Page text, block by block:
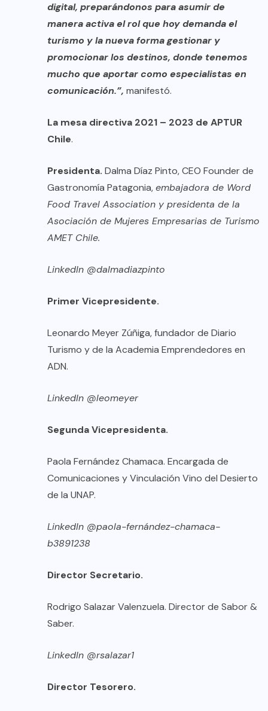
digital, preparándonos para asumir de
manera activa el rol que hoy demanda el
turismo y la nueva forma gestionar y
promocionar los destinos, donde tenemos
mucho que aportar como especialistas en
comunicación.”, manifestó.
La mesa directiva 2021 – 2023 de APTUR
Chile.
Presidenta. Dalma Díaz Pinto, CEO Founder de
Gastronomía Patagonia,embajadora de Word
Food Travel Association y presidenta de la
Asociación de Mujeres Empresarias de Turismo
AMET Chile.
LinkedIn @dalmadiazpinto
Primer Vicepresidente.
Leonardo Meyer Zúñiga, fundador de Diario
Turismo y de la Academia Emprendedores en
ADN.
LinkedIn @leomeyer
Segunda Vicepresidenta.
Paola Fernández Chamaca. Encargada de
Comunicaciones y Vinculación Vino del Desierto
de la UNAP.
LinkedIn @paola-fernández-chamaca-
b3891238
Director Secretario.
Rodrigo Salazar Valenzuela. Director de Sabor &
Saber.
LinkedIn @rsalazar1
Director Tesorero.